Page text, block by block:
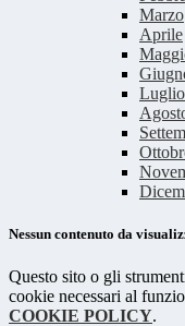
Marzo
Aprile
Luglio
Nessun contenuto da
Questo sito o gli
cookie necessari al
COOKIE POLICY.